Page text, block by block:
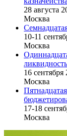
28 августа
Москва
10-11
Москва
16 cентября
Москва
17-18
Москва